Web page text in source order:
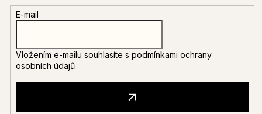
E-mail
Vložením e-mailu souhlasíte s podmínkami ochrany
osobních údajů